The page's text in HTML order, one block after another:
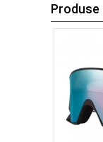
Produse